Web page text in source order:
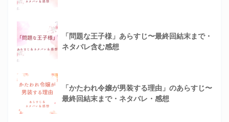
「問題な王子様」あらすじ〜最終回結末まで・
ネタバレ含む感想
「かたわれ令嬢が男装する理由」のあらすじ〜
最終回結末まで・ネタバレ・感想